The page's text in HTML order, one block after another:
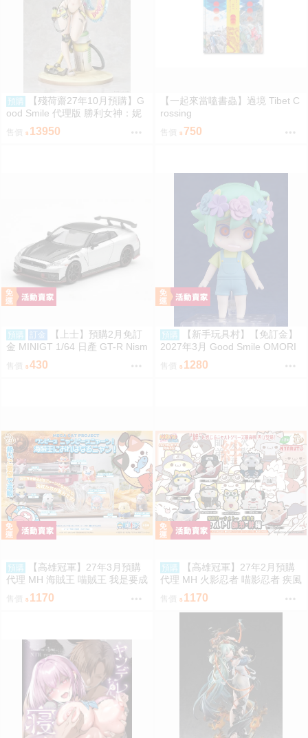
預購
【殘荷齋27年10月預購】G
ood Smile 代理版 勝利女神：妮
姬 伊萊格：BOOM與驚嚇 1/4 PV
C完成品 0906
售價 13950
【一起來當嗑書蟲】過境 Tibet C
rossing
售價 750
預購 訂金
【上士】預購2月免訂
金 MINIGT 1/64 日產 GT-R Nism
o 2024 銀 左駕 39678 0809
430
預購
【新手玩具村】【免訂金】
2027年3月 Good Smile OMORI
Basil 黏土人 再販
1280
預購
【高雄冠軍】27年3月預購
代理 MH 海賊王 喵賊王 我是要成
為海賊王的喵! 中盒8入 再版 免訂
金0813
售價 1170
預購
【高雄冠軍】27年2月預購
代理 MH 火影忍者 喵影忍者 疾風
傳 師弟・絆篇 中盒8入 再版 免訂
金0813
售價 1170